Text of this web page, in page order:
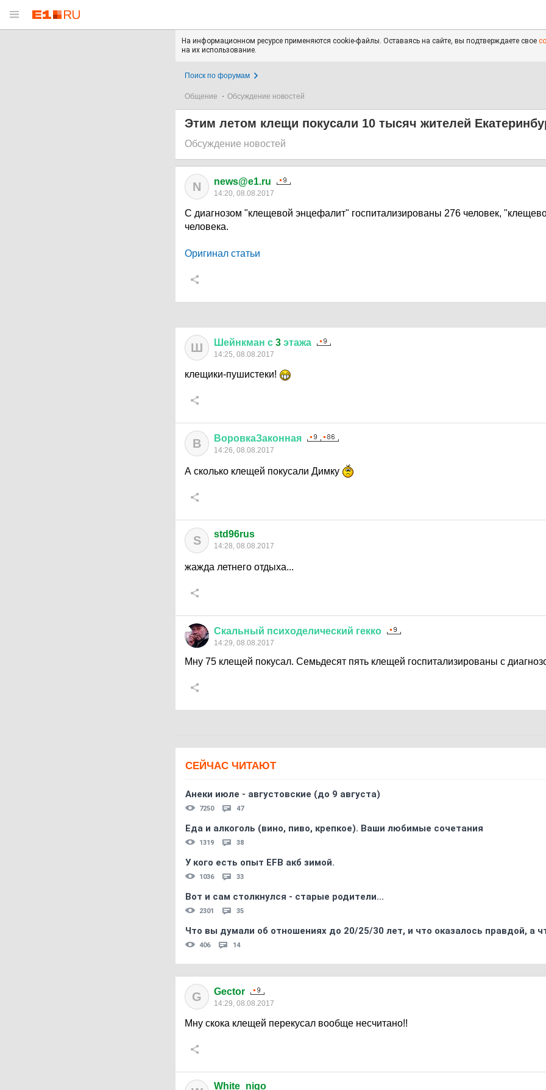
На информационном ресурсе применяются cookie-файлы. Оставаясь на сайте, вы подтверждаете свое
на их использование.
Поиск по форумам
Общение Обсуждение новостей
Этим летом клещи покусали 10 тысяч жителей
Обсуждение новостей
N news@e1.ru
14:20, 08.08.2017
С диагнозом "клещевой энцефалит" госпитализированы 276 человек,
человека.
Оригинал статьи
Ш Шейнкман с 3 этажа
14:25, 08.08.2017
клещики-пушистеки!
В ВоровкаЗаконная
14:26, 08.08.2017
А сколько клещей покусали Димку
S std96rus
14:28, 08.08.2017
жажда летнего отдыха...
Скальный психоделический гекко
14:29, 08.08.2017
Мну 75 клещей покусал. Семьдесят пять клещей госпитализированы с
СЕЙЧАС ЧИТАЮТ
Анеки июле - августовские (до 9 августа)
7250 47
Еда и алкоголь (вино, пиво, крепкое). Ваши любимые сочетания
1319 38
У кого есть опыт EFB акб зимой.
1036 33
Вот и сам столкнулся - старые родители...
2301 35
Что вы думали об отношениях до 20/25/30 лет, и что оказалось правдой, а
406 14
G Gector
14:29, 08.08.2017
Мну скока клещей перекусал вообще несчитано!!
White_nigo